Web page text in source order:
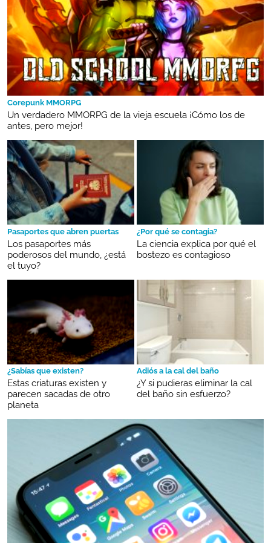
Corepunk MMORPG
Un verdadero MMORPG de la vieja escuela ¡Cómo los de
antes, pero mejor!
Pasaportes que abren puertas
Los pasaportes más
poderosos del mundo, ¿está
el tuyo?
¿Por qué se contagia?
La ciencia explica por qué el
bostezo es contagioso
¿Sabías que existen?
Estas criaturas existen y
parecen sacadas de otro
planeta
Adiós a la cal del baño
¿Y si pudieras eliminar la cal
del baño sin esfuerzo?